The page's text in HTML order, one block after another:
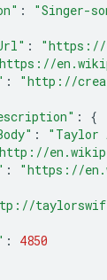
: "Singer-
: "https://
:
"http://
:
{
:
"Taylor
:
"https://
:
4850